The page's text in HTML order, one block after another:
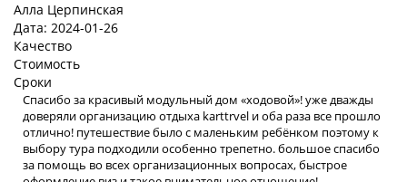
Алла Церпинская
Дата: 2024-01-26
Качество
Стоимость
Сроки
Спасибо за красивый модульный дом «ходовой»! уже дважды
доверяли организацию отдыха karttrvel и оба раза все прошло
отлично! путешествие было с маленьким ребёнком поэтому к
выбору тура подходили особенно трепетно. большое спасибо
за помощь во всех организационных вопросах, быстрое